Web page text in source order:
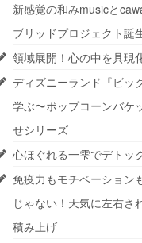
新感覚の和みmusicと
ブリッドプロジェクト誕
領域展開！心の中を具現
ディズニーランド『ビッ
学ぶ〜ポップコーンバケ
せシリーズ
心ほぐれる一雫でデトッ
免疫力もモチベーション
じゃない！天気に左右さ
積み上げ